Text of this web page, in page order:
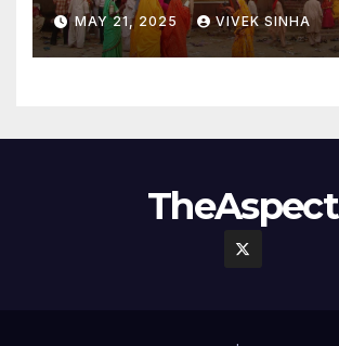
MAY 21, 2025 VIVEK SINHA
TheAspect